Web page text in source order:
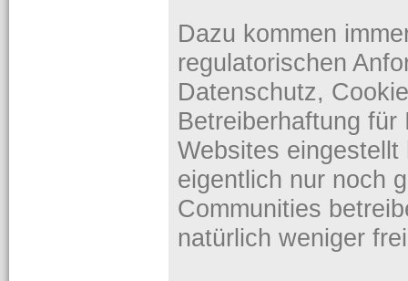
Dazu kommen
regulatorischen
Datenschutz,
Betreiberhaftung
Websites
eigentlich nur noch
Communities
natürlich weniger